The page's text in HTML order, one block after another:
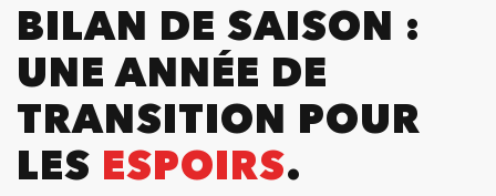
BILAN DE SAISON :
UNE ANNÉE DE
TRANSITION POUR
LES ESPOIRS